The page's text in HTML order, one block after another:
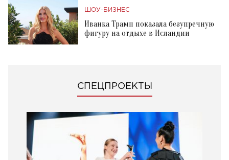
ШОУ-БИЗНЕС
Иванка Трамп показала безупречную
фигуру на отдыхе в Исландии
СПЕЦПРОЕКТЫ